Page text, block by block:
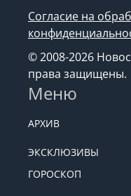
Согласие на
© 2008-2026
права защищены.
Меню
АРХИВ
ЭКСКЛЮЗИВЫ
ГОРОСКОП